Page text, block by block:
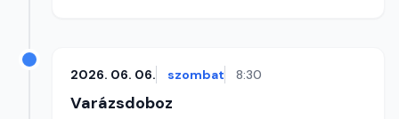
2026. 06. 06. szombat 8:30
Varázsdoboz